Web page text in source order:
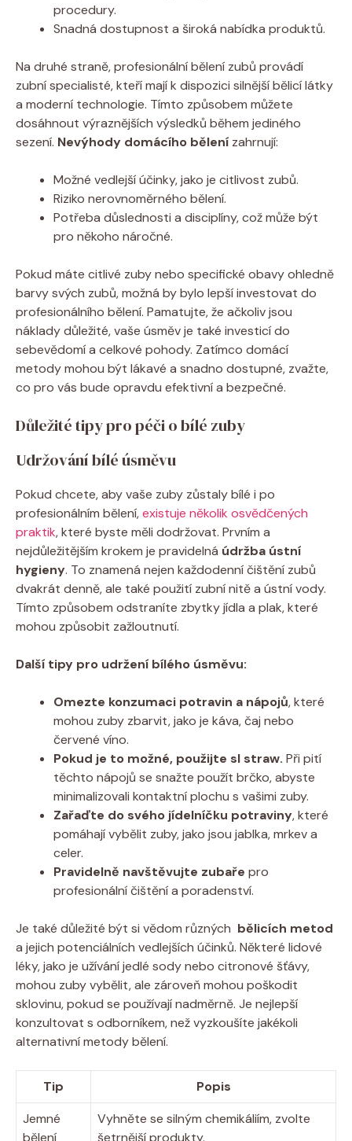
procedury.
Snadná dostupnost a široká nabídka produktů.
Na druhé straně, profesionální bělení ​zubů ‌provádí⁢
zubní specialisté, kteří mají k dispozici ‌silnější bělicí látky
a moderní technologie. Tímto způsobem můžete
dosáhnout výraznějších výsledků během jediného
sezení. Nevýhody domácího bělení zahrnují:
Možné vedlejší účinky, jako je citlivost zubů.
Riziko nerovnoměrného bělení.
Potřeba důslednosti a disciplíny, což může ⁤být
pro ​někoho náročné.
Pokud máte ​citlivé zuby nebo specifické obavy ⁣ohledně⁣
barvy svých zubů, možná by bylo lepší investovat do​
profesionálního bělení. Pamatujte,⁢ že ⁤ačkoliv jsou⁣
náklady​ důležité, ⁤vaše úsměv je také investicí do
⁣sebevědomí a celkové pohody. Zatímco domácí‌
metody mohou být lákavé a snadno dostupné, zvažte,
co pro vás bude opravdu efektivní a ‌bezpečné.
Důležité tipy pro péči o bílé zuby
Udržování bílé úsměvu
Pokud chcete, aby vaše zuby zůstaly bílé i po
⁤profesionálním bělení,existuje několik osvědčených
praktik,⁣ které byste měli‍ dodržovat. ‌Prvním‍ a
nejdůležitějším ⁢krokem⁤ je pravidelná údržba ústní
hygieny. To znamená nejen každodenní čištění‍ zubů⁣
dvakrát denně, ale také ⁣použití⁣ zubní‍ nitě a ústní vody.
Tímto způsobem odstraníte zbytky jídla a plak, které
mohou způsobit zažloutnutí.
Další tipy ⁣pro udržení bílého úsměvu:
Omezte konzumaci potravin⁣ a nápojů, které‌
mohou zuby zbarvit, jako ‌je káva, čaj⁣ nebo
červené víno.
Pokud je to možné, ‌použijte sl⁢ straw. Při ⁣pití
těchto nápojů se⁣ snažte použít brčko, ‍abyste‍
minimalizovali ⁣kontaktní plochu ​s vašimi zuby.
Zařaďte do‍ svého jídelníčku potraviny, ‌které
pomáhají vybělit zuby, jako ​jsou‍ jablka, mrkev a
celer.
Pravidelně navštěvujte zubaře pro
profesionální čištění a​ poradenství.
Je také důležité být⁣ si‍ vědom různých ‌ bělicích metod
a jejich ​potenciálních vedlejších účinků. Některé lidové
léky, jako ⁤je ‍užívání jedlé sody nebo​ citronové šťávy,
mohou zuby ‌vybělit,⁣ ale zároveň mohou poškodit
sklovinu, pokud ⁤se používají nadměrně. Je nejlepší
konzultovat ⁣s odborníkem, než vyzkoušíte jakékoli
alternativní metody⁤ bělení.
Tip
Popis
Jemné⁤
bělení
Vyhněte se silným chemikáliím,⁣ zvolte
šetrnější produkty.